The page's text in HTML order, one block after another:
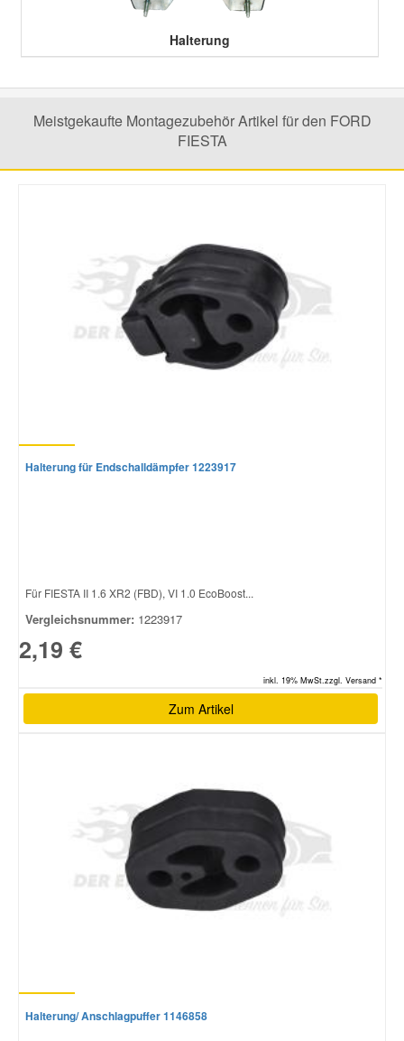
Halterung
Meistgekaufte Montagezubehör Artikel für den FORD
FIESTA
Halterung für Endschalldämpfer 1223917
Für FIESTA II 1.6 XR2 (FBD), VI 1.0 EcoBoost...
Vergleichsnummer: 1223917
2,19 €
inkl. 19% MwSt.zzgl. Versand *
Zum Artikel
Halterung/ Anschlagpuffer 1146858